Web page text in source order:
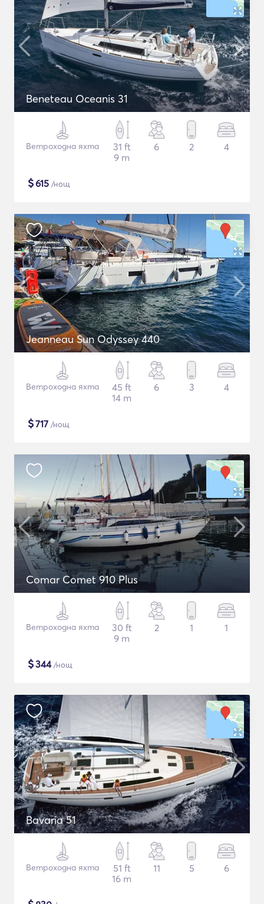
Beneteau Oceanis 31
Ветроходна яхта
31 ft
9 m
6 2 4
$615 /нощ
Jeanneau Sun Odyssey 440
Ветроходна яхта
45 ft
14 m
6 3 4
$717 /нощ
Comar Comet 910 Plus
Ветроходна яхта
30 ft
9 m
2 1 1
$344/нощ
Bavaria 51
Ветроходна яхта
51 ft
16 m
11 5 6